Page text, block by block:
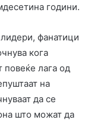
години.
фанатици
кога
повеќе лага од
на
да се
што можат да